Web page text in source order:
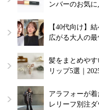
ンバーのお気に
【40代向け】
広がる大人の最
髪をまとめや
リップ5選｜
アラフォーが着
レリーフ別注ダ